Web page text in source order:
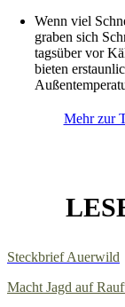
Wenn viel
graben sich
tagsüber vor
bieten
Mehr zur
Steckbrief Auerwild
Macht Jagd auf